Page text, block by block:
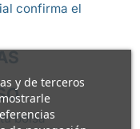
y de terceros
confirma el
bolsa